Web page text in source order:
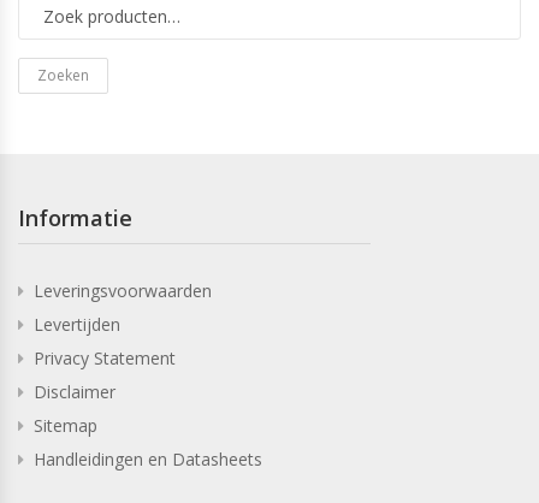
Zoeken
Informatie
Leveringsvoorwaarden
Levertijden
Privacy Statement
Disclaimer
Sitemap
Handleidingen en Datasheets